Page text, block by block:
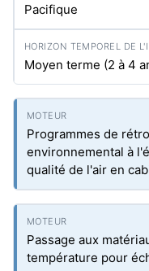
Pacifique
Moyen terme (2 à 4
Programmes de
environnemental à
qualité de l'air en
Passage aux
température pour